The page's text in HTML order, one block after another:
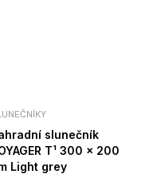
slunečník
T¹ 300 x 200
Light grey